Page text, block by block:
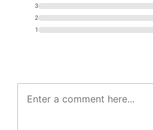
3
2
1